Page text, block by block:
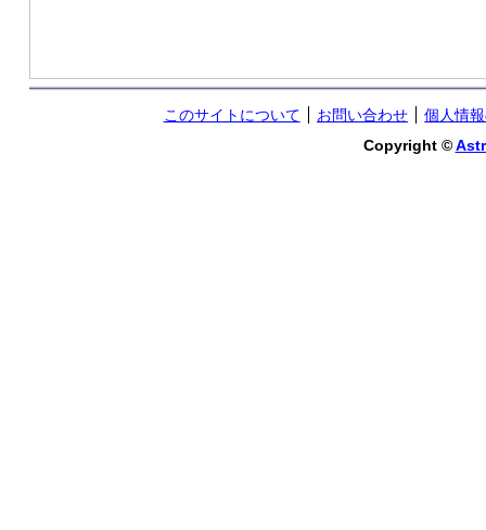
このサイトについて お問い合わせ
個人情
Copyright ©